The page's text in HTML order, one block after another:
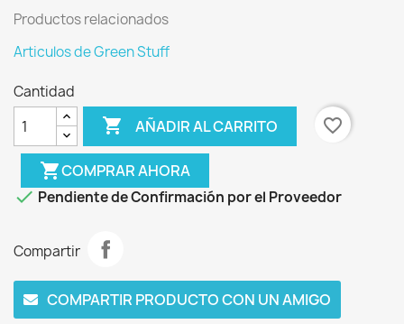
Productos relacionados
Articulos de Green Stuff
Cantidad
 AÑADIR AL CARRITO favorite_border
shopping_cartCOMPRAR AHORA
 Pendiente de Confirmación por el Proveedor
Compartir
COMPARTIR PRODUCTO CON UN AMIGO